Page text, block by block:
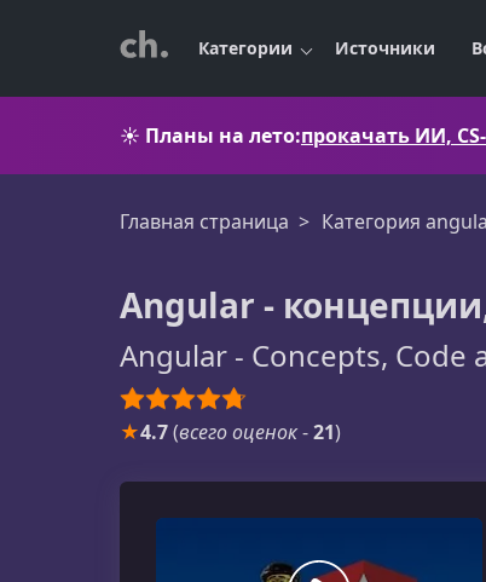
Категории Источники
☀️ Планы на лето:прокачать ИИ,
Главная страница Категория
Angular -
Angular - Concepts, Code
★4.7(всего оценок-21)